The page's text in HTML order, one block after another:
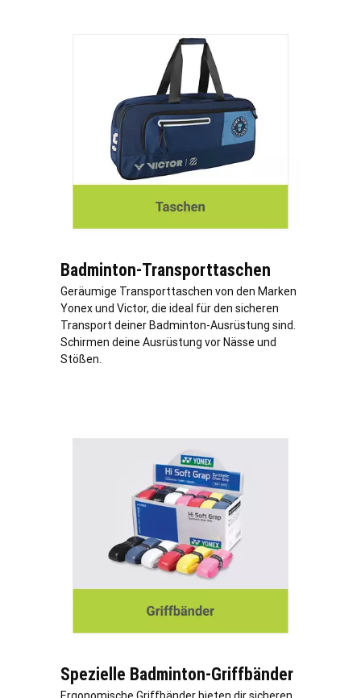
Badminton-Transporttaschen
Geräumige Transporttaschen von den Marken
Yonex und Victor, die ideal für den sicheren
Transport deiner Badminton-Ausrüstung sind.
Schirmen deine Ausrüstung vor Nässe und
Stößen.
Spezielle Badminton-Griffbänder